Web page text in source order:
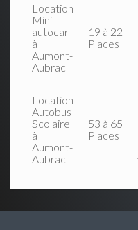
Location
Mini
autocar
à
Aumont-
Aubrac
19 à 22
Places
Location
Autobus
Scolaire
à
Aumont-
Aubrac
53 à 65
Places